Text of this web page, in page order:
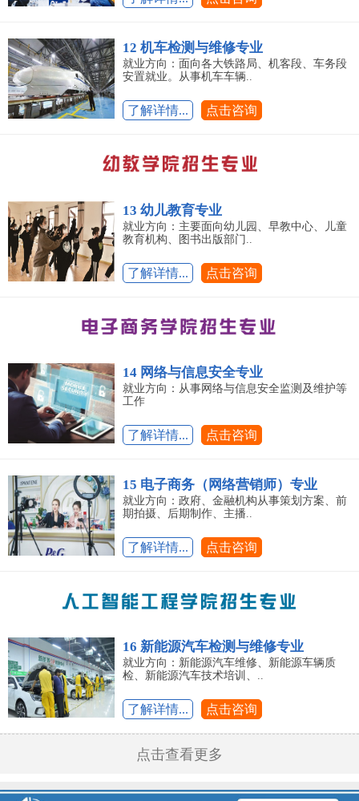
12 机车检测与维修专业
就业方向：面向各大铁路局、机客段、车务段
安置就业。从事机车车辆..
了解详情... 点击咨询
13 幼儿教育专业
就业方向：主要面向幼儿园、早教中心、儿童
教育机构、图书出版部门..
了解详情... 点击咨询
14 网络与信息安全专业
就业方向：从事网络与信息安全监测及维护等
工作
了解详情... 点击咨询
15 电子商务（网络营销师）专业
就业方向：政府、金融机构从事策划方案、前
期拍摄、后期制作、主播..
了解详情... 点击咨询
16 新能源汽车检测与维修专业
就业方向：新能源汽车维修、新能源车辆质
检、新能源汽车技术培训、..
了解详情... 点击咨询
点击查看更多